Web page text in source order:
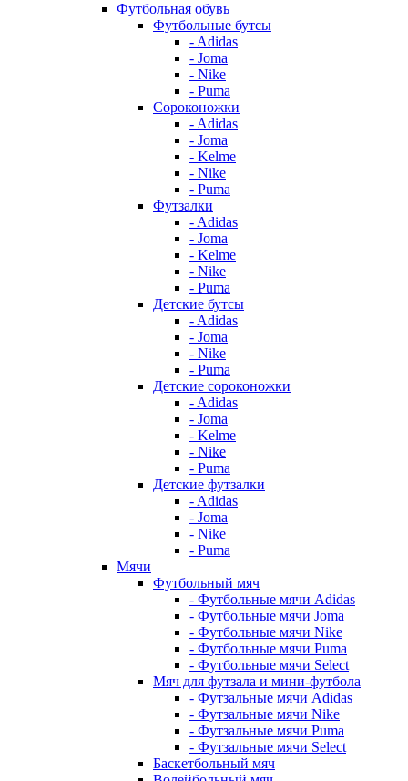
Футбольная обувь
Футбольные бутсы
- Adidas
- Joma
- Nike
- Puma
Сороконожки
- Adidas
- Joma
- Kelme
- Nike
- Puma
Футзалки
- Adidas
- Joma
- Kelme
- Nike
- Puma
Детские бутсы
- Adidas
- Joma
- Nike
- Puma
Детские сороконожки
- Adidas
- Joma
- Kelme
- Nike
- Puma
Детские футзалки
- Adidas
- Joma
- Nike
- Puma
Мячи
Футбольный мяч
- Футбольные мячи Adidas
- Футбольные мячи Joma
- Футбольные мячи Nike
- Футбольные мячи Puma
- Футбольные мячи Select
Мяч для футзала и мини-футбола
- Футзальные мячи Adidas
- Футзальные мячи Nike
- Футзальные мячи Puma
- Футзальные мячи Select
Баскетбольный мяч